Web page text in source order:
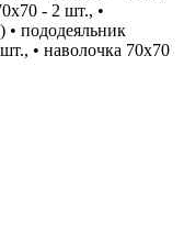
- 2 шт., •
пододеяльник
• наволочка 70х70